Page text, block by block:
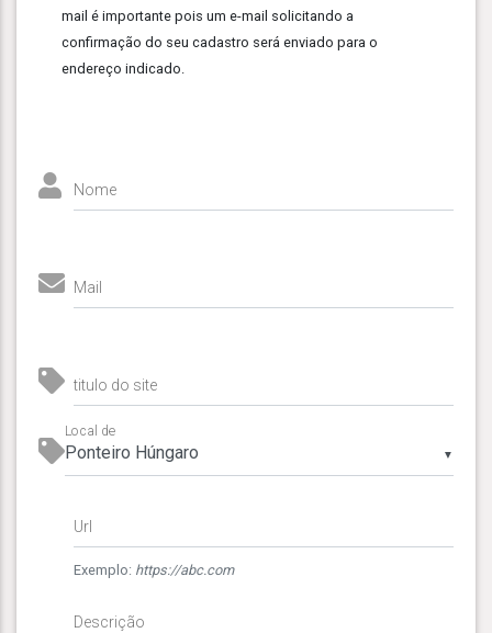
mail é importante pois um e-mail solicitando a
confirmação do seu cadastro será enviado para o
endereço indicado.
Nome
Mail
titulo do site
▼
Local de
Url
Exemplo: https://abc.com
Descrição